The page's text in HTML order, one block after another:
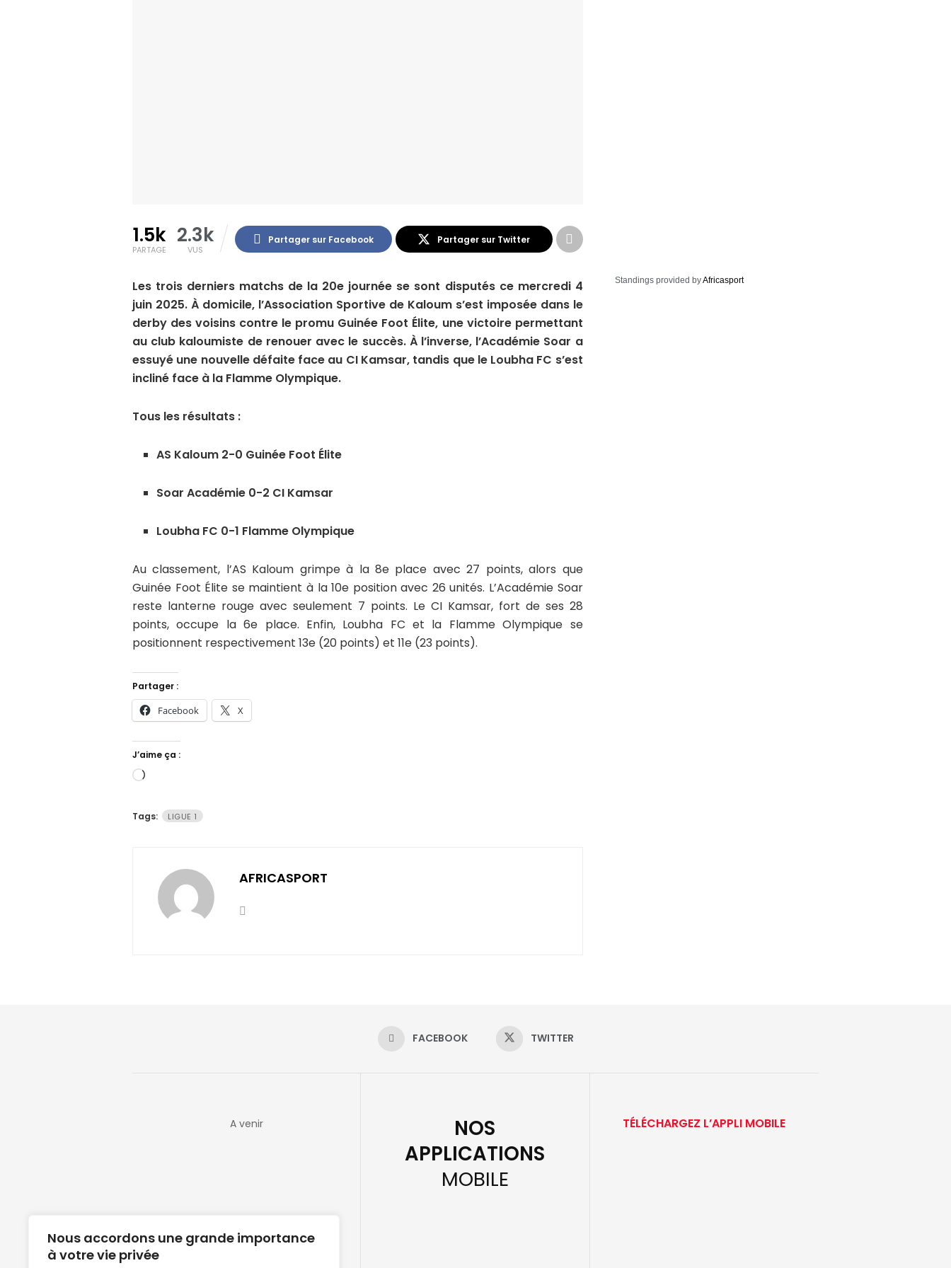
Nous accordons une grande importance
à votre vie privée
1.5k
PARTAGE
2.3k
VUS
Partager sur Facebook Partager sur Twitter
Les trois derniers matchs de la 20e journée se sont disputés ce mercredi 4
juin 2025. À domicile, l’Association Sportive de Kaloum s’est imposée dans le
derby des voisins contre le promu Guinée Foot Élite, une victoire permettant
au club kaloumiste de renouer avec le succès. À l’inverse, l’Académie Soar a
essuyé une nouvelle défaite face au CI Kamsar, tandis que le Loubha FC s’est
incliné face à la Flamme Olympique.
Tous les résultats :
AS Kaloum 2-0 Guinée Foot Élite
Soar Académie 0-2 CI Kamsar
Loubha FC 0-1 Flamme Olympique
Au classement, l’AS Kaloum grimpe à la 8e place avec 27 points, alors que
Guinée Foot Élite se maintient à la 10e position avec 26 unités. L’Académie Soar
reste lanterne rouge avec seulement 7 points. Le CI Kamsar, fort de ses 28
points, occupe la 6e place. Enfin, Loubha FC et la Flamme Olympique se
positionnent respectivement 13e (20 points) et 11e (23 points).
Partager :
Facebook X
J’aime ça :
Chargement…
Tags: LIGUE 1
AFRICASPORT
Standings provided byAfricasport
FACEBOOK TWITTER
A venir
NOS
APPLICATIONS
MOBILE
TÉLÉCHARGEZ L’APPLI MOBILE